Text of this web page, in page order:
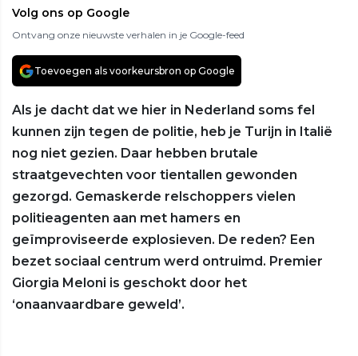
Volg ons op Google
Ontvang onze nieuwste verhalen in je Google-feed
Toevoegen als voorkeursbron op Google
Als je dacht dat we hier in Nederland soms fel
kunnen zijn tegen de politie, heb je Turijn in Italië
nog niet gezien. Daar hebben brutale
straatgevechten voor tientallen gewonden
gezorgd. Gemaskerde relschoppers vielen
politieagenten aan met hamers en
geïmproviseerde explosieven. De reden? Een
bezet sociaal centrum werd ontruimd. Premier
Giorgia Meloni is geschokt door het
‘onaanvaardbare geweld’.